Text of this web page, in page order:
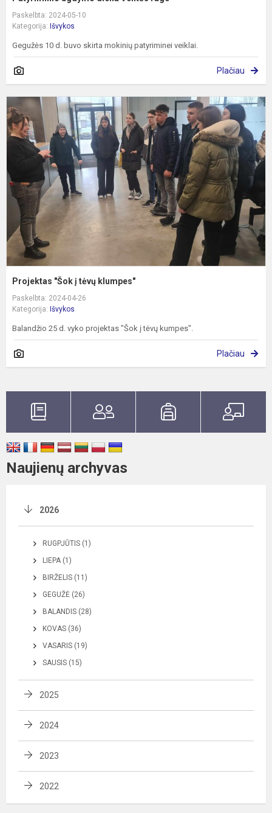
Paskelbta: 2024-05-10
Kategorija: Išvykos
Gegužės 10 d. buvo skirta mokinių patyriminei veiklai.
Plačiau
Projektas "Šok į tėvų klumpes"
Paskelbta: 2024-04-26
Kategorija: Išvykos
Balandžio 25 d. vyko projektas "Šok į tėvų kumpes".
Plačiau
Naujienų archyvas
2026
RUGPJŪTIS (1)
LIEPA (1)
BIRŽELIS (11)
GEGUŽĖ (26)
BALANDIS (28)
KOVAS (36)
VASARIS (19)
SAUSIS (15)
2025
2024
2023
2022